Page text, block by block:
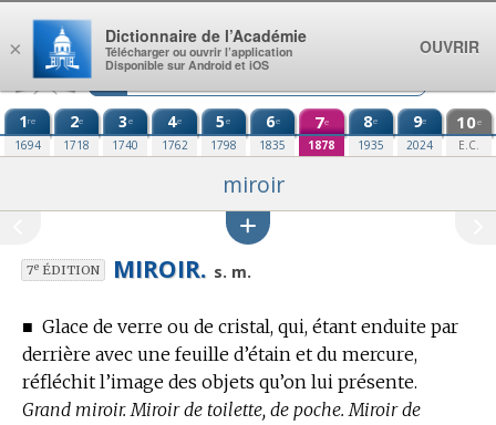
Aller au contenu
1re
1694
2e
1718
3e
1740
4e
1762
5e
1798
6e
1835
7e
1878
8e
1935
9e
2024
10e
E.C.
miroir
7eÉDITION MIROIR. s. m.
■ Glace de verre ou de cristal, qui, étant enduite par
derrière avec une feuille d’étain et du mercure,
réfléchit l’image des objets qu’on lui présente.
Grand miroir. Miroir de toilette, de poche. Miroir de
×
Dictionnaire de l’Académie
Télécharger ou ouvrir l’application
Disponible sur Android et iOS
OUVRIR